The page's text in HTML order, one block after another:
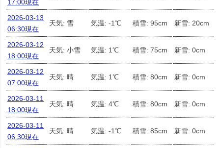
17:00現在
2026-03-13
06:30現在
天気: 雪 気温: -1℃ 積雪: 95cm 新雪: 20cm
2026-03-12
18:00現在
天気: 小雪 気温: 1℃ 積雪: 75cm 新雪: 0cm
2026-03-12
07:00現在
天気: 晴 気温: 1℃ 積雪: 80cm 新雪: 0cm
2026-03-11
18:00現在
天気: 晴 気温: 4℃ 積雪: 80cm 新雪: 0cm
2026-03-11
06:30現在
天気: 晴 気温: -1℃ 積雪: 85cm 新雪: 0cm